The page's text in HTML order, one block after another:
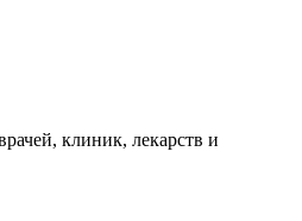
клиник, лекарств и